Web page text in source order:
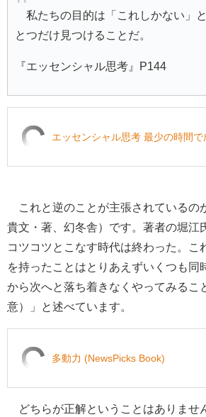
私たちの目的は「これしかない」
とつだけ見つけることだ。
『エッセンシャル思考』P144
エッセンシャル思考 最少の時間
これと逆のことが主張されているの
貴文・著、幻冬舎）です。著者の堀江
コツコツとこなす時代は終わった。こ
を持ったことはとりあえずいくつも同
から次へと落ち着きなくやってみるこ
意）」と述べています。
多動力 (NewsPicks Book)
どちらが正解ということはありませ